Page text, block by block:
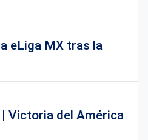
eLiga MX tras la
| Victoria del América